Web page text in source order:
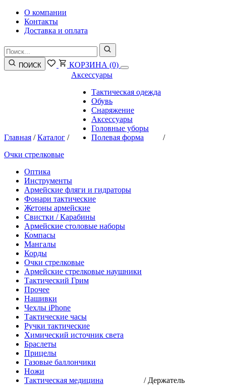
О компании
Контакты
Доставка и оплата
ПОИСК КОРЗИНА (0)
Главная /Каталог /
Аксессуары
Тактическая одежда
Обувь
Снаряжение
Аксессуары
Головные уборы
Полевая форма
/
Очки стрелковые
Оптика
Инструменты
Армейские фляги и гидраторы
Фонари тактические
Жетоны армейские
Свистки / Карабины
Армейские столовые наборы
Компасы
Мангалы
Корды
Очки стрелковые
Армейские стрелковые наушники
Тактический Грим
Прочее
Нашивки
Чехлы iPhone
Тактические часы
Ручки тактические
Химический источник света
Браслеты
Прицелы
Газовые баллончики
Ножи
Тактическая медицина
/ Держатель